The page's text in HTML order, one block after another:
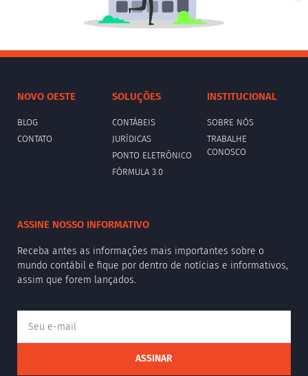
NOVO OESTE
BLOG
CONTATO
SOLUÇÕES
CONTÁBEIS
JURÍDICAS
PONTO ELETRÔNICO
FÓRMULA 3.0
INSTITUCIONAL
SOBRE NÓS
TRABALHE
CONOSCO
ASSINE NOSSO INFORMATIVO
Receba antes as informações mais importantes sobre o
mundo contábil e fique por dentro de notícias e informativos,
assim que forem lançados.
ASSINAR